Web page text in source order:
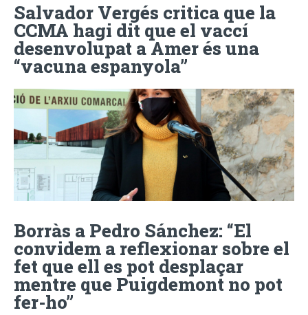
Salvador Vergés critica que la
CCMA hagi dit que el vaccí
desenvolupat a Amer és una
“vacuna espanyola”
Borràs a Pedro Sánchez: “El
convidem a reflexionar sobre el
fet que ell es pot desplaçar
mentre que Puigdemont no pot
fer-ho”